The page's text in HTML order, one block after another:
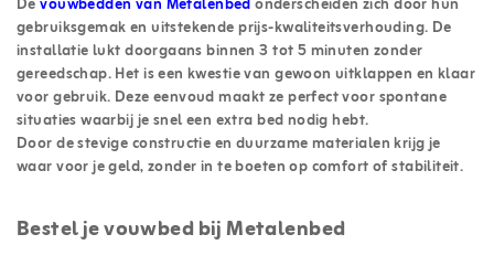
gebruiksgemak en uitstekende prijs-kwaliteitsverhouding. De
installatie lukt doorgaans binnen 3 tot 5 minuten zonder
gereedschap. Het is een kwestie van gewoon uitklappen en klaar
voor gebruik. Deze eenvoud maakt ze perfect voor spontane
situaties waarbij je snel een extra bed nodig hebt.
Door de stevige constructie en duurzame materialen krijg je
waar voor je geld, zonder in te boeten op comfort of stabiliteit.
Bestel je vouwbed bij Metalenbed